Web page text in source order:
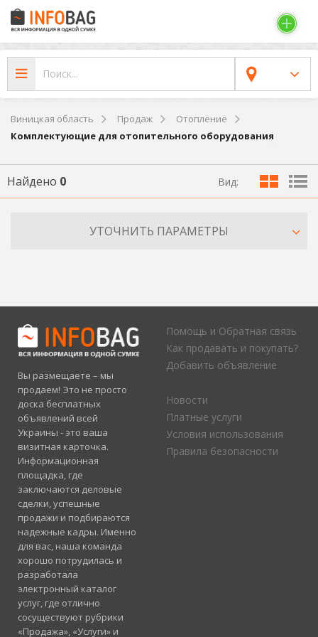
Виницкая область Продаж
Отопление
Комплектующие для отопительного оборудования
Найдено 0 Вид:
УТОЧНИТЬ ПАРАМЕТРЫ
Вы размещаете – мы
продаем! Это не просто
доска бесплатных
объявлений всей
Украины - это ваша
визитная карточка.
Информационная
площадка, где
заключаются деловые
сделки, успешные
продажи и подбираются
надежные кадры. Именно
для вас, наша команда
хорошо потрудилась и
разработала
электронный каталог
услуг, где отлично
сосуществуют рубрики
«Продажа», «Услуги» и
Помощь и Обратная связь
Как продавать и покупать?
Добавить объявление
Новости
Платные услуги
Условия использования
Правила безопасности